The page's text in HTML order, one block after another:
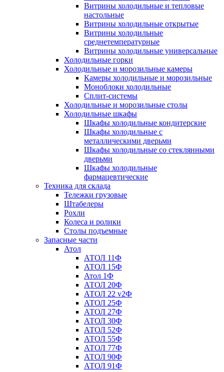
Витрины холодильные и тепловые
настольные
Витрины холодильные открытые
Витрины холодильные
среднетемпературные
Витрины холодильные универсальные
Холодильные горки
Холодильные и морозильные камеры
Камеры холодильные и морозильные
Моноблоки холодильные
Сплит-системы
Холодильные и морозильные столы
Холодильные шкафы
Шкафы холодильные кондитерские
Шкафы холодильные с
металлическими дверьми
Шкафы холодильные со стеклянными
дверьми
Шкафы холодильные
фармацевтические
Техника для склада
Тележки грузовые
Штабелеры
Рохли
Колеса и ролики
Столы подъемные
Запасные части
Атол
АТОЛ 11Ф
АТОЛ 15Ф
Атол 1Ф
АТОЛ 20Ф
АТОЛ 22 v2Ф
АТОЛ 25Ф
АТОЛ 27Ф
АТОЛ 30Ф
АТОЛ 52Ф
АТОЛ 55Ф
АТОЛ 77Ф
АТОЛ 90Ф
АТОЛ 91Ф